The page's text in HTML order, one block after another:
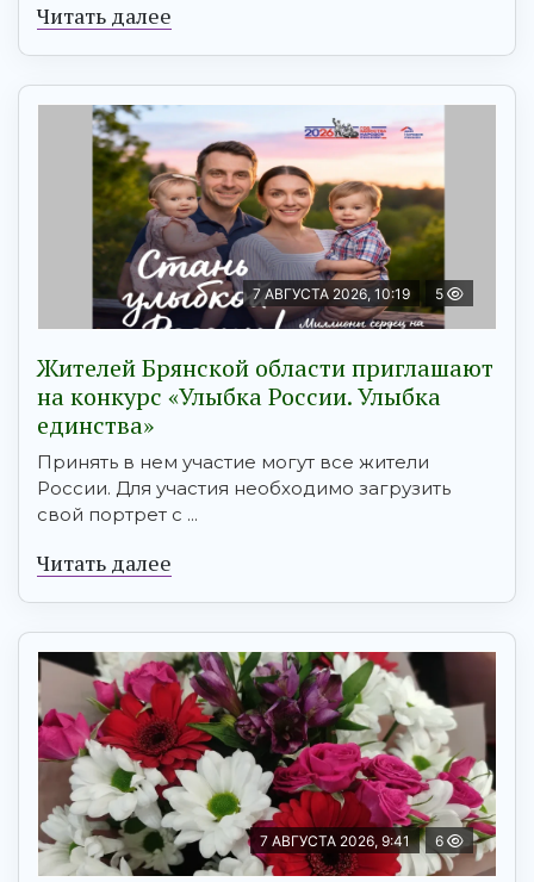
Читать далее
7 АВГУСТА 2026, 10:19 5
Жителей Брянской области приглашают
на конкурс «Улыбка России. Улыбка
единства»
Принять в нем участие могут все жители
России. Для участия необходимо загрузить
свой портрет с ...
Читать далее
7 АВГУСТА 2026, 9:41 6